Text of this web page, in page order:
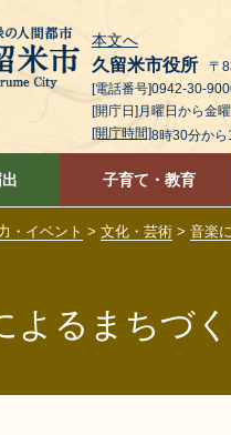
本文へ
久留米市役所 〒
[電話番号]0942-30-
[開庁日]月曜日から金
[開庁時間]8時30分か
子育て・教育
・イベント > 文化・芸術 > 音楽
よるまちづ